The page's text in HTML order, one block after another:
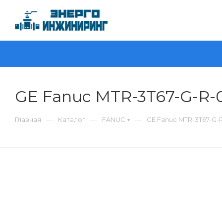
GE Fanuc MTR-3T67-G-
Главная — Каталог — FANUC — GE Fanuc MTR-3T67-